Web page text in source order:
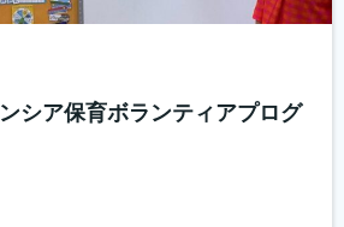
シア保育ボランティアプログ